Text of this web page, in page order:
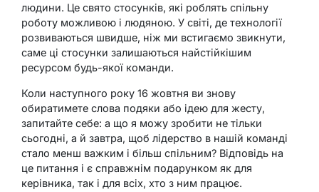
людини. Це свято стосунків, які роблять спільну
роботу можливою і людяною. У світі, де технології
розвиваються швидше, ніж ми встигаємо звикнути,
саме ці стосунки залишаються найстійкішим
ресурсом будь-якої команди.
Коли наступного року 16 жовтня ви знову
обиратимете слова подяки або ідею для жесту,
запитайте себе: а що я можу зробити не тільки
сьогодні, а й завтра, щоб лідерство в нашій команді
стало менш важким і більш спільним? Відповідь на
це питання і є справжнім подарунком як для
керівника, так і для всіх, хто з ним працює.